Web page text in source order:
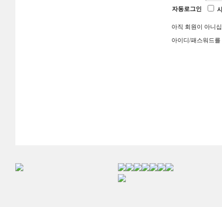
자동로그인
아직 회원이 아니
아이디/패스워드